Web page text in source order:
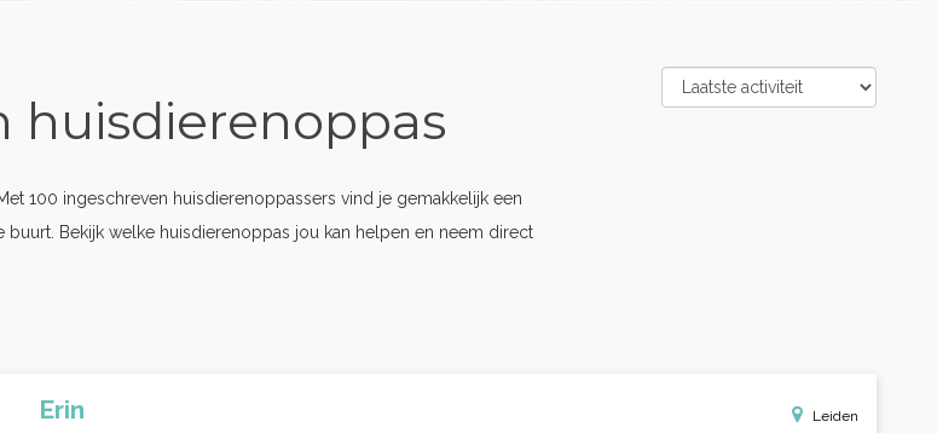
huisdierenoppas
100 ingeschreven huisdierenoppassers vind je gemakkelijk een
buurt. Bekijk welke huisdierenoppas jou kan helpen en neem direct
Erin Leiden